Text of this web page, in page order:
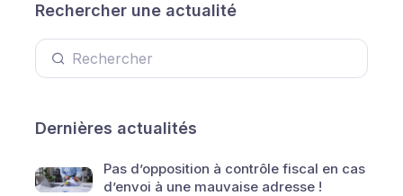
Rechercher une actualité
Dernières actualités
Pas d’opposition à contrôle fiscal en cas
d’envoi à une mauvaise adresse !